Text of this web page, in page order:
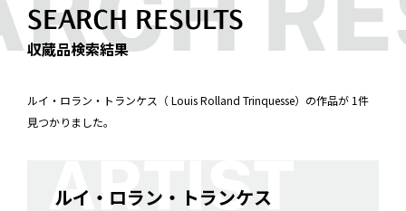
SEARCH RESULTS
収蔵品検索結果
ルイ・ロラン・トランケス（ Louis Rolland Trinquesse）の作品が 1件
見つかりました。
ルイ・ロラン・トランケス